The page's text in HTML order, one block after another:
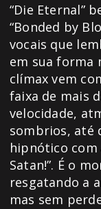
“Die Eternal”
“Bonded by
vocais que
em sua forma
clímax vem
faixa de mais
velocidade,
sombrios, até
hipnótico com
Satan!”. É o
resgatando a
mas sem